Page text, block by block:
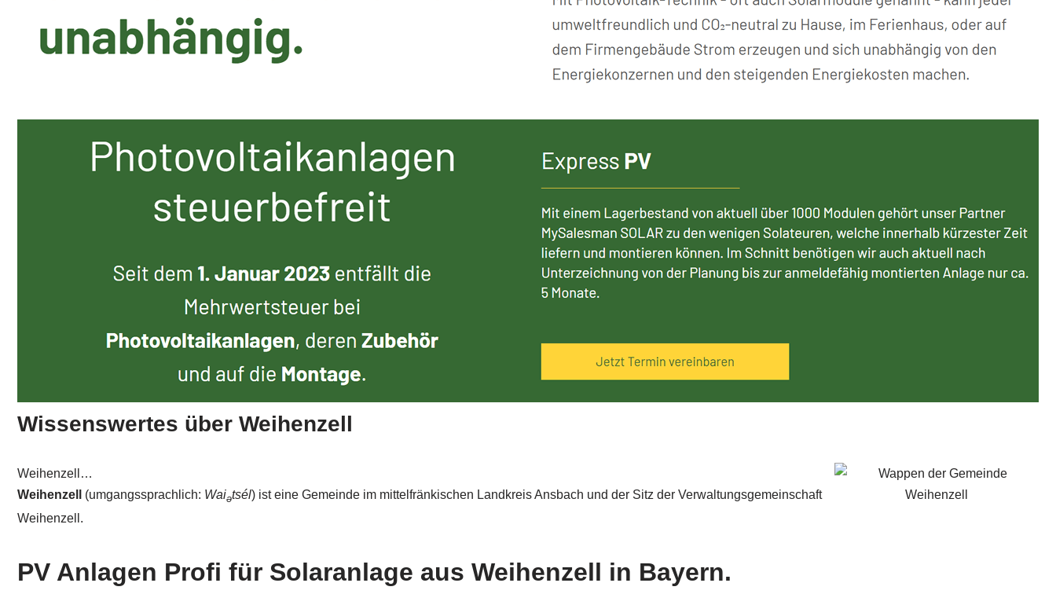
Wissenswertes über Weihenzell
Weihenzell…
Weihenzell
(umgangssprachlich: Waiətsél) ist eine Gemeinde im mittelfränkischen Landkreis Ansbach und der Sitz der Verwaltungsgemeinschaft
Weihenzell.
PV Anlagen Profi für Solaranlage aus Weihenzell in Bayern.